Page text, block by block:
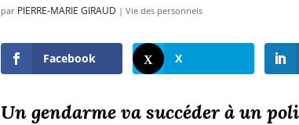
par PIERRE-MARIE GIRAUD | Vie des personnels
Facebook X
Un gendarme va succéder à un